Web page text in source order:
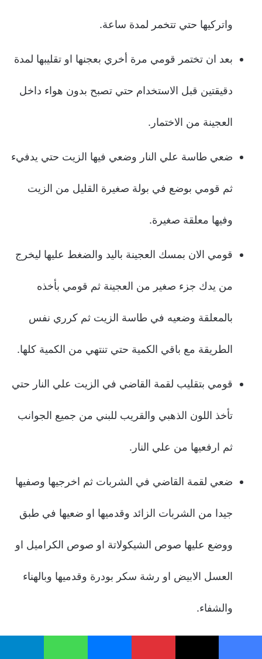
واتركيها حتي تتخمر لمدة ساعة.
بعد ان تختمر قومي مرة أخري بعجنها او تقليبها لمدة
دقيقتين قبل الاستخدام حتي تصبح بدون هواء داخل
العجينة من الاختمار.
ضعي طاسة علي النار وضعي فيها الزيت حتي يدفيء
ثم قومي بوضع في بولة صغيرة القليل من الزيت
وفيها معلقة صغيرة.
قومي الان بمسك العجينة باليد والضغط عليها ليخرج
من يدك جزء صغير من العجينة ثم قومي بأخذه
بالمعلقة وضعيه في طاسة الزيت ثم كرري نفس
الطريقة مع باقي الكمية حتي تنتهي من الكمية كلها.
قومي بتقليب لقمة القاضي في الزيت علي النار حتي
تأخذ اللون الذهبي والقريب للبني من جميع الجوانب
ثم ارفعيها من علي النار.
ضعي لقمة القاضي في الشربات ثم اخرجيها وصفيها
جيدا من الشربات الزائد وقدميها او ضعيها في طبق
ووضع عليها صوص الشيكولاتة او صوص الكراميل او
العسل الابيض او رشة سكر بودرة وقدميها وبالهناء
والشفاء.